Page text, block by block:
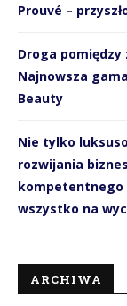
Prouvé –
Droga pomiędzy
Najnowsza
Beauty
Nie tylko
rozwijania
kompetentnego
wszystko na
ARCHIWA